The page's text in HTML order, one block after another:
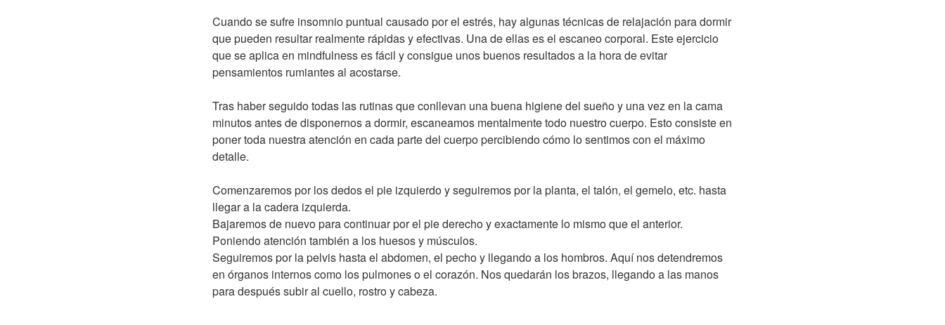
Cuando se sufre insomnio puntual causado por el estrés, hay algunas técnicas de relajación para dormir
que pueden resultar realmente rápidas y efectivas. Una de ellas es el escaneo corporal. Este ejercicio
que se aplica en mindfulness es fácil y consigue unos buenos resultados a la hora de evitar
pensamientos rumiantes al acostarse.
Tras haber seguido todas las rutinas que conllevan una buena higiene del sueño y una vez en la cama
minutos antes de disponernos a dormir, escaneamos mentalmente todo nuestro cuerpo. Esto consiste en
poner toda nuestra atención en cada parte del cuerpo percibiendo cómo lo sentimos con el máximo
detalle.
Comenzaremos por los dedos el pie izquierdo y seguiremos por la planta, el talón, el gemelo, etc. hasta
llegar a la cadera izquierda.
Bajaremos de nuevo para continuar por el pie derecho y exactamente lo mismo que el anterior.
Poniendo atención también a los huesos y músculos.
Seguiremos por la pelvis hasta el abdomen, el pecho y llegando a los hombros. Aquí nos detendremos
en órganos internos como los pulmones o el corazón. Nos quedarán los brazos, llegando a las manos
para después subir al cuello, rostro y cabeza.